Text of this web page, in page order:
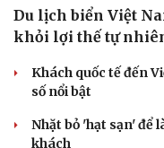
Du lịch biển Việt
khỏi lợi thế tự
Khách quốc tế đến
số nổi bật
Nhặt bỏ 'hạt sạn' để
khách